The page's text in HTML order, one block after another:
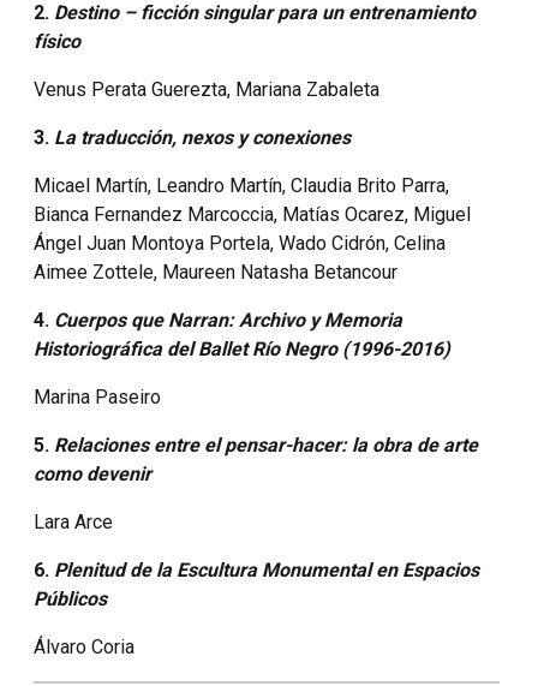
2. Destino – ficción singular para un entrenamiento
físico
Venus Perata Guerezta, Mariana Zabaleta
3. La traducción, nexos y conexiones
Micael Martín, Leandro Martín, Claudia Brito Parra,
Bianca Fernandez Marcoccia, Matías Ocarez, Miguel
Ángel Juan Montoya Portela, Wado Cidrón, Celina
Aimee Zottele, Maureen Natasha Betancour
4. Cuerpos que Narran: Archivo y Memoria
Historiográfica del Ballet Río Negro (1996-2016)
Marina Paseiro
5. Relaciones entre el pensar-hacer: la obra de arte
como devenir
Lara Arce
6. Plenitud de la Escultura Monumental en Espacios
Públicos
Álvaro Coria